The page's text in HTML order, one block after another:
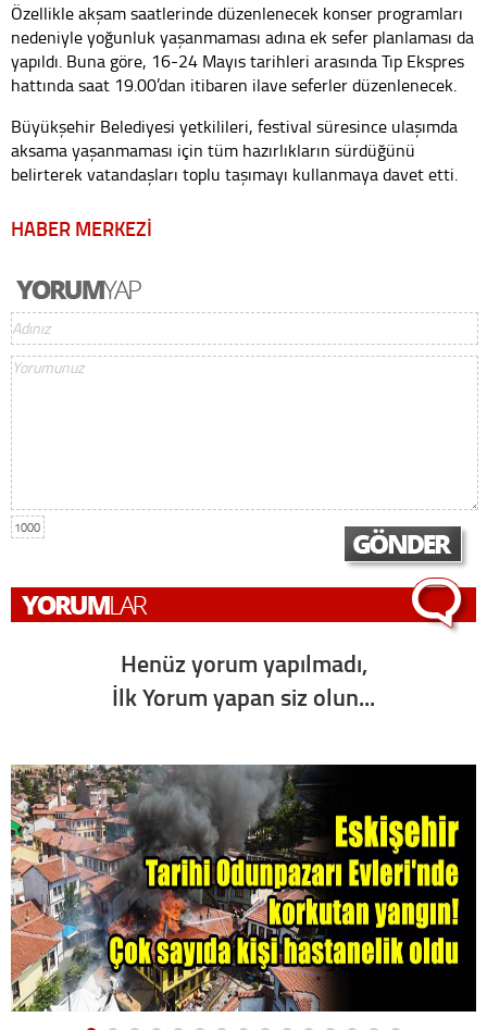
Özellikle akşam saatlerinde düzenlenecek konser programları
nedeniyle yoğunluk yaşanmaması adına ek sefer planlaması da
yapıldı. Buna göre, 16-24 Mayıs tarihleri arasında Tıp Ekspres
hattında saat 19.00’dan itibaren ilave seferler düzenlenecek.
Büyükşehir Belediyesi yetkilileri, festival süresince ulaşımda
aksama yaşanmaması için tüm hazırlıkların sürdüğünü
belirterek vatandaşları toplu taşımayı kullanmaya davet etti.
HABER MERKEZİ
1000
Henüz yorum yapılmadı,
İlk Yorum yapan siz olun...